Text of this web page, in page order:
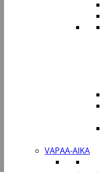
VAPAA-AIKA